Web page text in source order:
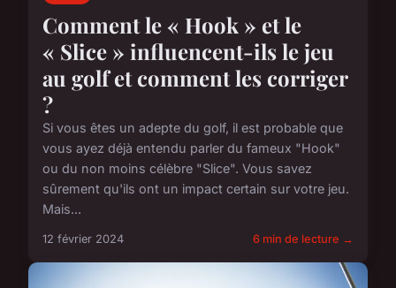
Comment le « Hook » et le
« Slice » influencent-ils le jeu
au golf et comment les corriger
?
Si vous êtes un adepte du golf, il est probable que
vous ayez déjà entendu parler du fameux "Hook"
ou du non moins célèbre "Slice". Vous savez
sûrement qu'ils ont un impact certain sur votre jeu.
Mais...
12 février 2024 6 min de lecture →